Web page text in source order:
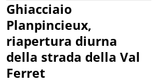
Ghiacciaio
Planpincieux,
riapertura diurna
della strada della Val
Ferret